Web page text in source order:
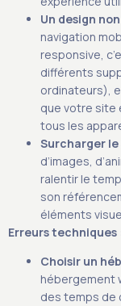
Un design
navigation
responsive,
différents
ordinateurs),
que votre site
tous les
Surcharger
d’images,
ralentir le
son
éléments
Erreurs techniques
Choisir un
hébergement
des temps de